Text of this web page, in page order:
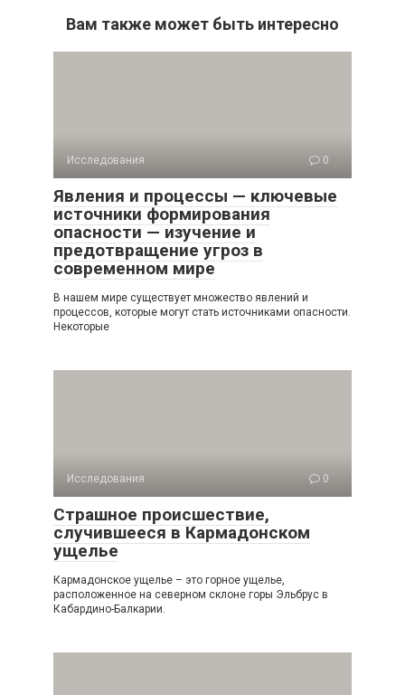
Вам также может быть интересно
Исследования 0
Явления и процессы — ключевые
источники формирования
опасности — изучение и
предотвращение угроз в
современном мире
В нашем мире существует множество явлений и
процессов, которые могут стать источниками опасности.
Некоторые
Исследования 0
Страшное происшествие,
случившееся в Кармадонском
ущелье
Кармадонское ущелье – это горное ущелье,
расположенное на северном склоне горы Эльбрус в
Кабардино-Балкарии.